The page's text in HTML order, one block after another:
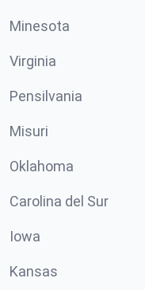
Minesota
Virginia
Pensilvania
Misuri
Oklahoma
Carolina del Sur
Iowa
Kansas